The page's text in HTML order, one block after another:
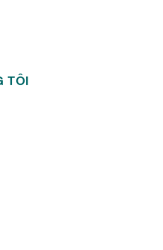
nữa với khay kệ kim loại
TÔI